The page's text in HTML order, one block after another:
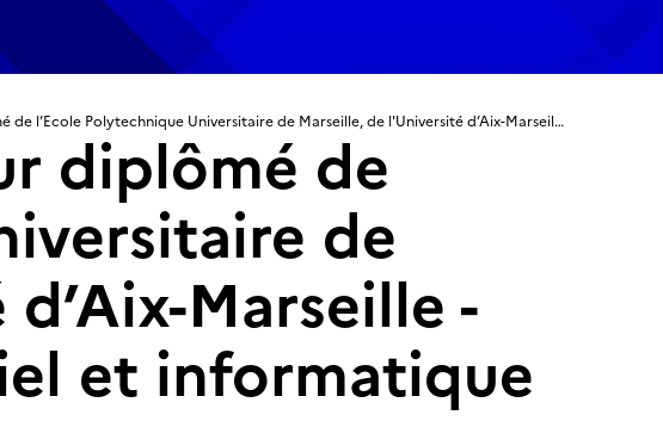
Titre ingénieur - Ingénieur diplômé de l’Ecole Polytechnique Universitaire de Marseille, de l'Université d’Aix-Marseille - Spécialité Génie industriel et informatique
diplômé de
de
Marseille -
et informatique